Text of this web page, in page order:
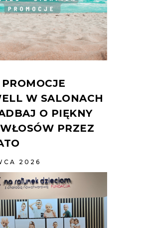
W SALONACH
O PIĘKNY
PRZEZ
2026